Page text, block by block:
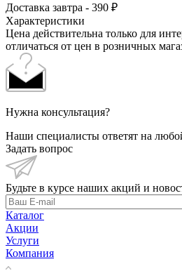
Доставка завтра - 390 ₽
Характеристики
Цена действительна только для
отличаться от цен в розничных
Нужна консультация?
Наши специалисты ответят на
Задать вопрос
Будьте в курсе наших акций и
Каталог
Акции
Услуги
Компания